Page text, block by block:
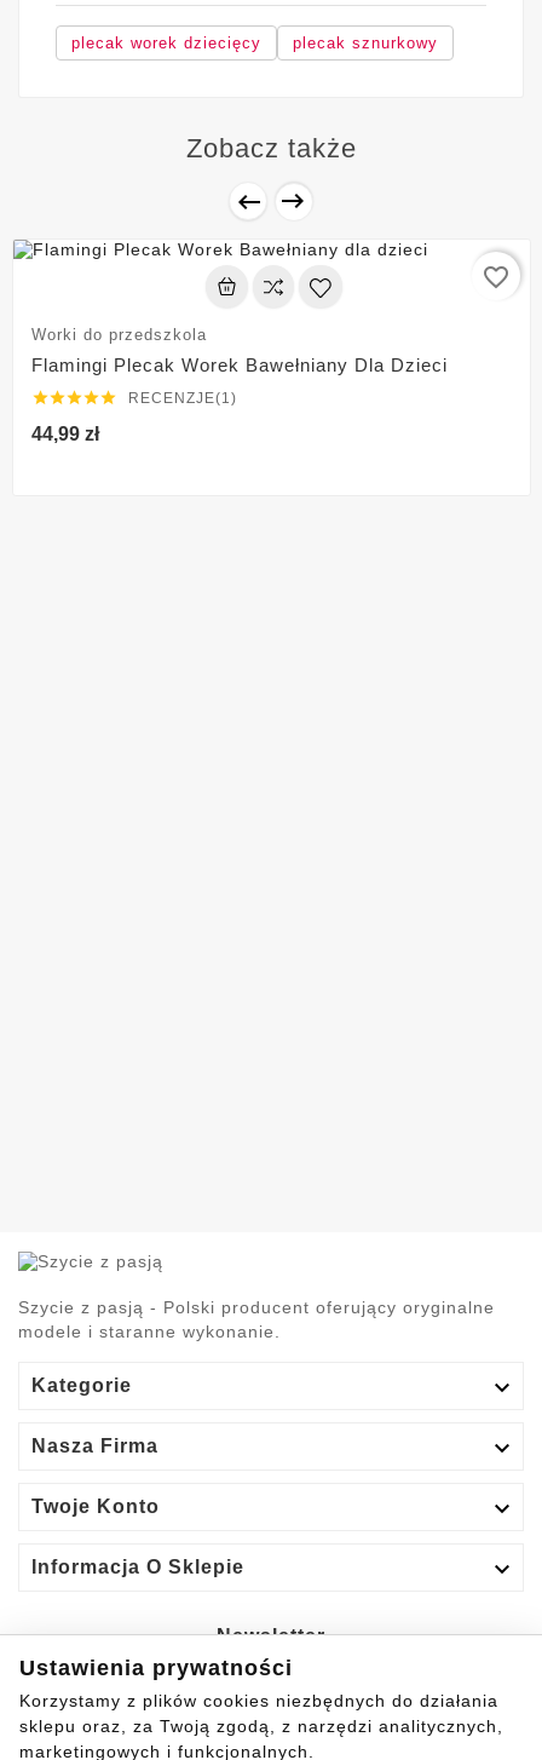
plecak worek dziecięcy plecak sznurkowy
Zobacz także
 
Worki do przedszkola
Flamingi Plecak Worek Bawełniany Dla Dzieci
 RECENZJE(1)
44,99 zł
favorite_border
Szycie z pasją - Polski producent oferujący oryginalne
modele i staranne wykonanie.
Kategorie 
Nasza Firma 
Twoje Konto 
Informacja O Sklepie 
Newsletter
Tak
Możesz zrezygnować w każdej chwili.
Ustawienia prywatności
Korzystamy z plików cookies niezbędnych do działania
sklepu oraz, za Twoją zgodą, z narzędzi analitycznych,
marketingowych i funkcjonalnych.